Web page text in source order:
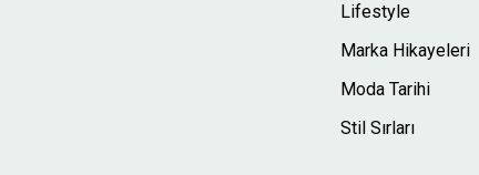
Lifestyle
Marka Hikayeleri
Moda Tarihi
Stil Sırları